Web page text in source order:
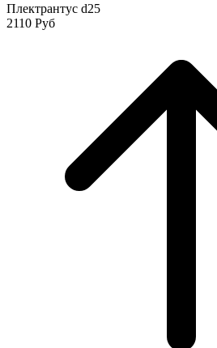
Плектрантус d25
2110 Руб